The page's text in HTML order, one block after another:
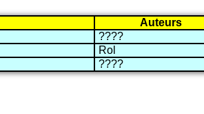
Auteurs
????
Rol
????